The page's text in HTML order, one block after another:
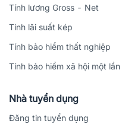
Tính lương Gross - Net
Tính lãi suất kép
Tính bảo hiểm thất nghiệp
Tính bảo hiểm xã hội một lần
Nhà tuyển dụng
Đăng tin tuyển dụng